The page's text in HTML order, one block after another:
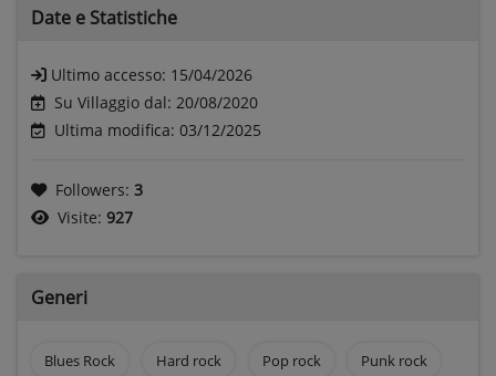
Date e Statistiche
Ultimo accesso: 15/04/2026
Su Villaggio dal: 20/08/2020
Ultima modifica: 03/12/2025
Followers: 3
Visite: 927
Generi
Blues Rock Hard rock Pop rock Punk rock